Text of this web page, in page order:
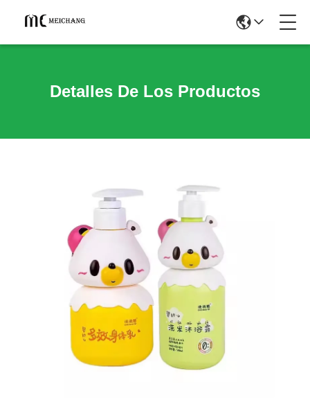
Detalles De Los Productos